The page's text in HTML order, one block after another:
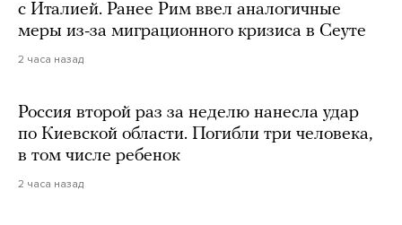
с Италией. Ранее Рим ввел аналогичные
меры из-за миграционного кризиса в Сеуте
2 часа назад
Россия второй раз за неделю нанесла удар
по Киевской области. Погибли три человека,
в том числе ребенок
2 часа назад